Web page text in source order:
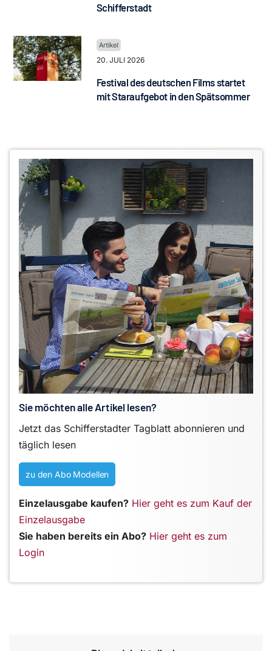
Schifferstadt
20. JULI 2026
Festival des deutschen Films startet
mit Staraufgebot in den Spätsommer
Sie möchten alle Artikel lesen?
Jetzt das Schifferstadter Tagblatt abonnieren und
täglich lesen
zu den Abo Modellen
Einzelausgabe kaufen? Hier geht es zum Kauf der
Einzelausgabe
Sie haben bereits ein Abo? Hier geht es zum
Login